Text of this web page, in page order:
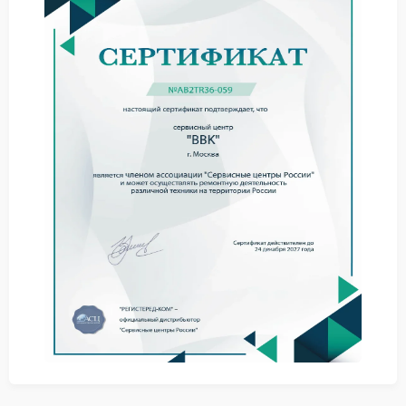
опытные мастера с профильным образованием;
использование сертифицированных запчастей;
гарантия на все виды работ;
оперативное выполнение ремонта;
прозрачное ценообразование без скрытых
Что помогает избежать частых поломок
Некоторые неисправности возникают из‑за
неправильного обращения с техникой. Чтобы
продлить срок службы телевизора Bbk, соблюдайте
не оставляйте устройство включенным надолго
без присмотра;
регулярно очищайте вентиляционные отверстия
от пыли;
не размещайте телевизор рядом с источниками